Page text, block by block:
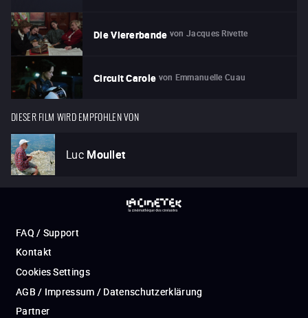
Die Viererbande von Jacques Rivette
Circuit Carole von Emmanuelle Cuau
DIESER FILM WIRD EMPFOHLEN VON
Luc Moullet
FAQ / Support
Kontakt
Cookies Settings
AGB / Impressum / Datenschutzerklärung
Partner